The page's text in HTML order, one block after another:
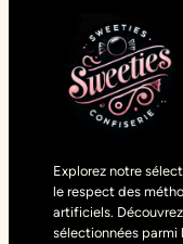
Explorez notre
le respect des
artificiels.
sélectionnées parmi